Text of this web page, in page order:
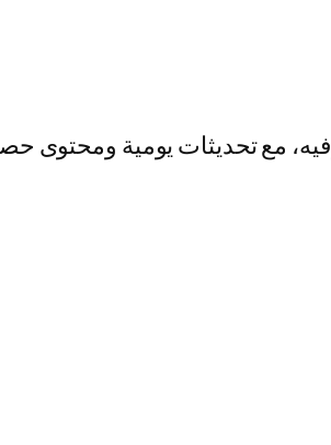
مع تحديثات يومية ومحتوى